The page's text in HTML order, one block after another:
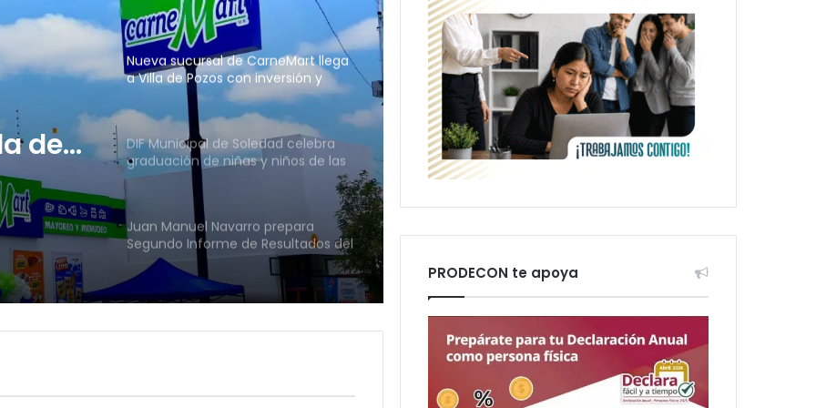
de
y 2”
de la paz
Nueva sucursal de CarneMart llega
a Villa de Pozos con inversión y
generación de empleos
DIF Municipal de Soledad celebra
graduación de niñas y niños de las
estancias “Capullito 1 y 2”
Juan Manuel Navarro prepara
Segundo Informe de Resultados del
Ayuntamiento de Soledad
Vialidades Potosinas 2.0 suma 36
PRODECON te apoya